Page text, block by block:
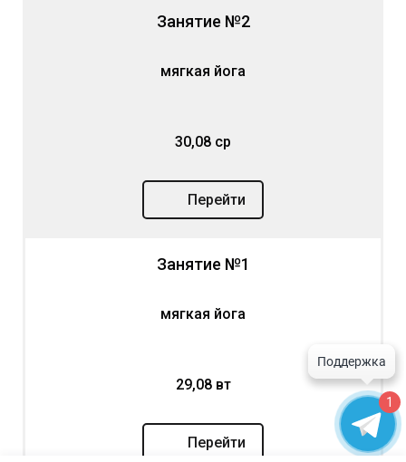
Занятие №2
мягкая йога
30,08 ср
Перейти
Занятие №1
мягкая йога
29,08 вт
Перейти
1